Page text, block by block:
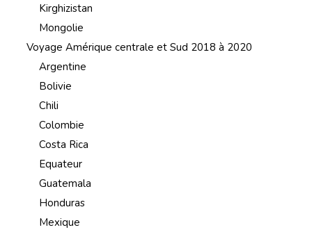
Kirghizistan
Mongolie
Voyage Amérique centrale et Sud 2018 à 2020
Argentine
Bolivie
Chili
Colombie
Costa Rica
Equateur
Guatemala
Honduras
Mexique